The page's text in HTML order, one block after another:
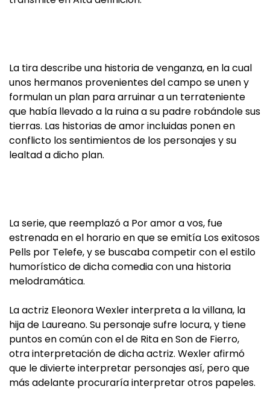
La tira describe una historia de venganza, en la cual
unos hermanos provenientes del campo se unen y
formulan un plan para arruinar a un terrateniente
que había llevado a la ruina a su padre robándole sus
tierras. Las historias de amor incluidas ponen en
conflicto los sentimientos de los personajes y su
lealtad a dicho plan.
La serie, que reemplazó a Por amor a vos, fue
estrenada en el horario en que se emitía Los exitosos
Pells por Telefe, y se buscaba competir con el estilo
humorístico de dicha comedia con una historia
melodramática.
La actriz Eleonora Wexler interpreta a la villana, la
hija de Laureano. Su personaje sufre locura, y tiene
puntos en común con el de Rita en Son de Fierro,
otra interpretación de dicha actriz. Wexler afirmó
que le divierte interpretar personajes así, pero que
más adelante procuraría interpretar otros papeles.